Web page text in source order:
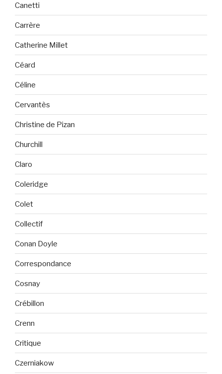
Canetti
Carrère
Catherine Millet
Céard
Céline
Cervantès
Christine de Pizan
Churchill
Claro
Coleridge
Colet
Collectif
Conan Doyle
Correspondance
Cosnay
Crébillon
Crenn
Critique
Czerniakow